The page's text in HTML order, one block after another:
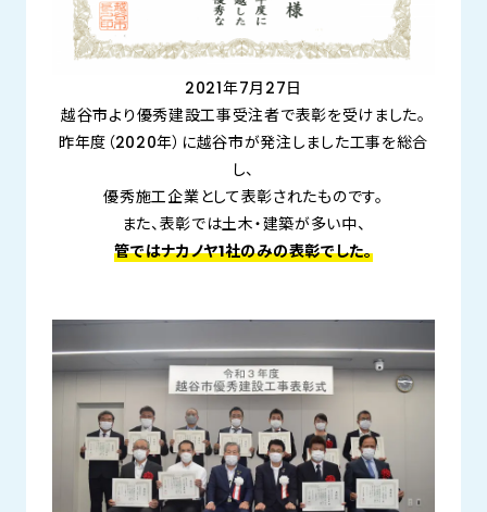
2021年7月27日
越谷市より優秀建設工事受注者で表彰を受けました。
昨年度（2020年）に越谷市が発注しました工事を総合
し、
優秀施工企業として表彰されたものです。
また、表彰では土木・建築が多い中、
管ではナカノヤ1社のみの表彰でした。